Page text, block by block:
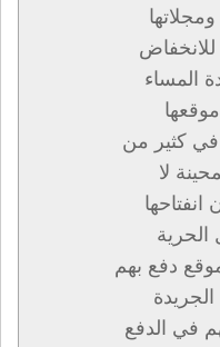
المساء
في كثير من
لا
الحرية
دفع بهم
في الدفع